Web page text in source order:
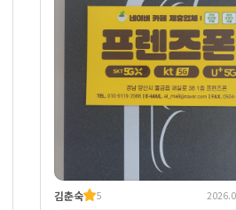
김춘숙 5